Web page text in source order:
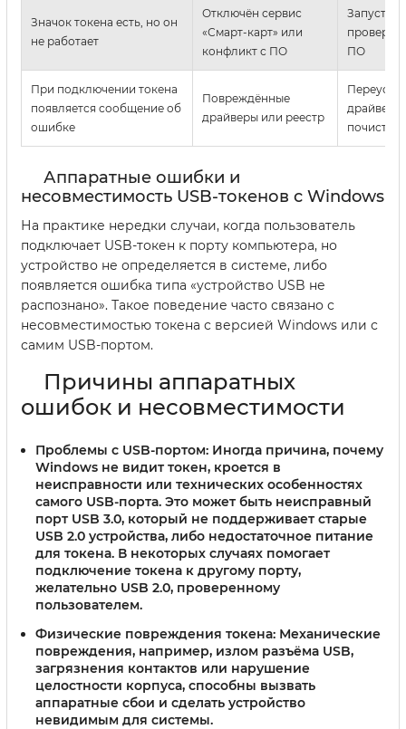
Значок токена есть, но он
не работает
Отключён сервис
«Смарт-карт» или
конфликт с ПО
ПО
При подключении токена
появляется сообщение об
ошибке
Повреждённые
драйверы или реестр
драйверы,
Аппаратные ошибки и
несовместимость USB-токенов с Windows
На практике нередки случаи, когда пользователь
подключает USB-токен к порту компьютера, но
устройство не определяется в системе, либо
появляется ошибка типа «устройство USB не
распознано». Такое поведение часто связано с
несовместимостью токена с версией Windows или с
самим USB-портом.
Причины аппаратных
ошибок и несовместимости
Проблемы с USB-портом: Иногда причина, почему
Windows не видит токен, кроется в
неисправности или технических особенностях
самого USB-порта. Это может быть неисправный
порт USB 3.0, который не поддерживает старые
USB 2.0 устройства, либо недостаточное питание
для токена. В некоторых случаях помогает
подключение токена к другому порту,
желательно USB 2.0, проверенному
пользователем.
Физические повреждения токена: Механические
повреждения, например, излом разъёма USB,
загрязнения контактов или нарушение
целостности корпуса, способны вызвать
аппаратные сбои и сделать устройство
невидимым для системы.